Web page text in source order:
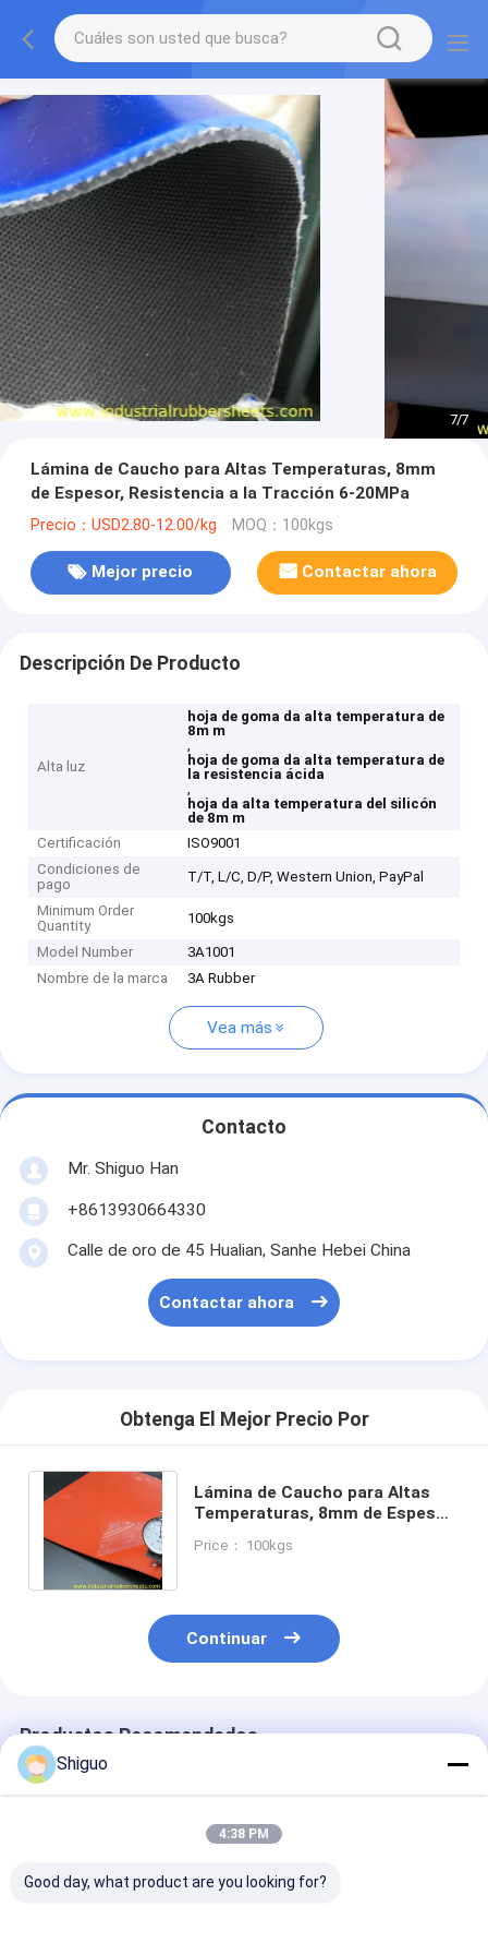
7/7
Lámina de Caucho para Altas Temperaturas, 8mm
de Espesor, Resistencia a la Tracción 6-20MPa
Precio：USD2.80-12.00/kg MOQ：100kgs
Mejor precio Contactar ahora
Descripción De Producto
Alta luz
hoja de goma da alta temperatura de
8m m
,
hoja de goma da alta temperatura de
la resistencia ácida
,
hoja da alta temperatura del silicón
de 8m m
Certificación
ISO9001
Condiciones de
pago
T/T, L/C, D/P, Western Union, PayPal
Minimum Order
Quantity
100kgs
Model Number
3A1001
Nombre de la marca
3A Rubber
Vea más
Contacto
Mr. Shiguo Han
+8613930664330
Calle de oro de 45 Hualian, Sanhe Hebei China
Contactar ahora
Obtenga El Mejor Precio Por
Lámina de Caucho para Altas
Temperaturas, 8mm de Espesor,
20MPa
Price： 100kgs
Continuar
Productos Recomendados
Shiguo
4:38 PM
Good day, what product are you looking for?